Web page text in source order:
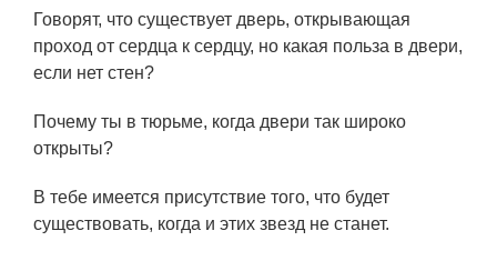
Говорят, что существует дверь, открывающая
проход от сердца к сердцу, но какая польза в двери,
если нет стен?
Почему ты в тюрьме, когда двери так широко
открыты?
В тебе имеется присутствие того, что будет
существовать, когда и этих звезд не станет.